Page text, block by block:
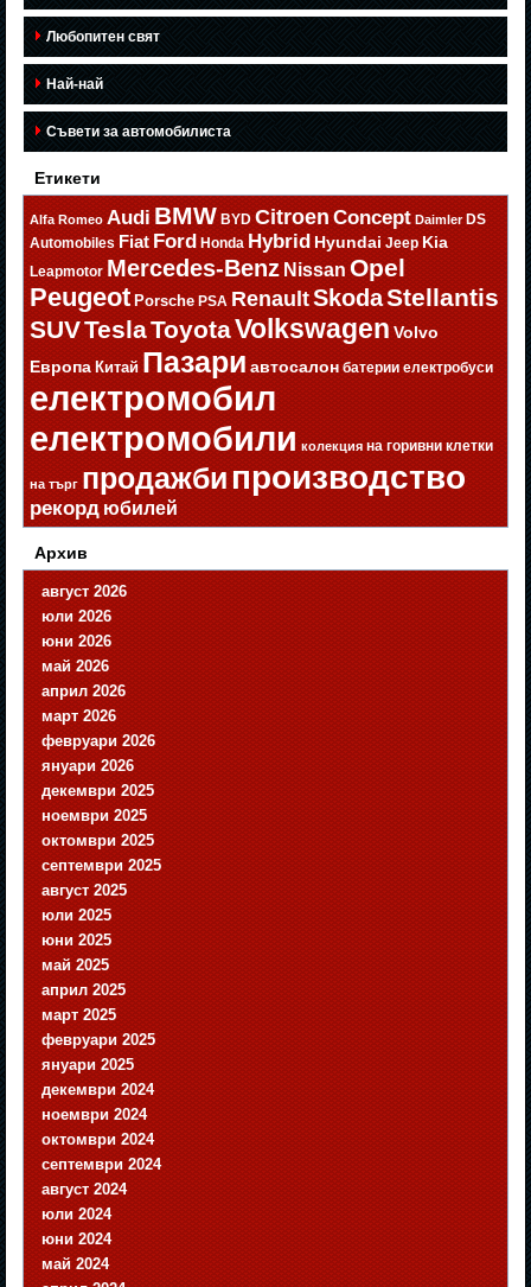
Любопитен свят
Най-най
Съвети за автомобилиста
Етикети
Alfa Romeo Audi BMW BYD Citroen Concept Daimler DS
Automobiles Fiat Ford Honda Hybrid Hyundai Jeep Kia
Leapmotor Mercedes-Benz Nissan Opel
Peugeot Porsche PSA RenaultSkodaStellantis
SUVTeslaToyotaVolkswagen Volvo
Европа Китай Пазари автосалон батерии електробуси
електромобил
електромобили колекция на горивни клетки
на търг продажбипроизводство
рекорд юбилей
Архив
август 2026
юли 2026
юни 2026
май 2026
април 2026
март 2026
февруари 2026
януари 2026
декември 2025
ноември 2025
октомври 2025
септември 2025
август 2025
юли 2025
юни 2025
май 2025
април 2025
март 2025
февруари 2025
януари 2025
декември 2024
ноември 2024
октомври 2024
септември 2024
август 2024
юли 2024
юни 2024
май 2024